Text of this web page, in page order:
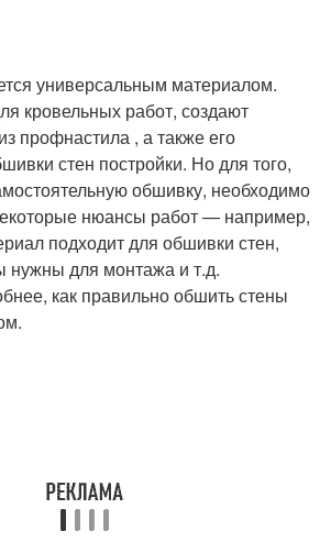
универсальным материалом.
кровельных работ, создают
профнастила , а также его
стен постройки. Но для того,
обшивку, необходимо
нюансы работ — например,
подходит для обшивки стен,
нужны для монтажа и т.д.
как правильно обшить стены